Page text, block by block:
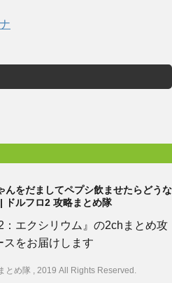
んをだましてペプシ飲ませたらどうな
ドルフロ2 攻略まとめ隊
：エクシリウム』の2chまとめ攻
スをお届けします
とめ隊 , 2019 All Rights Reserved.